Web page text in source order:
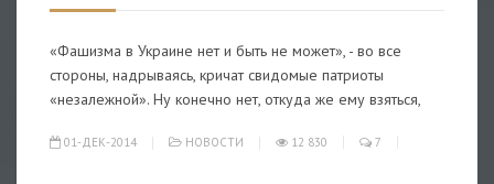
«Фашизма в Украине нет и быть не может», - во все
стороны, надрываясь, кричат свидомые патриоты
«незалежной». Ну конечно нет, откуда же ему взяться,
01-ДЕК-2014 НОВОСТИ 12 830 7